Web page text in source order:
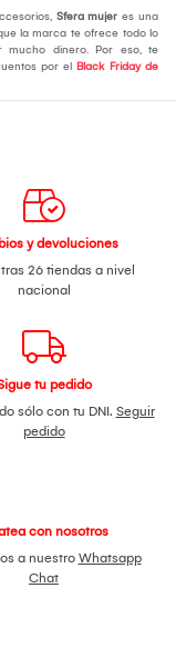
Sfera mujer es una
la marca te ofrece todo lo
mucho dinero. Por eso, te
por el Black Friday de
y devoluciones
26 tiendas a nivel
nacional
tu pedido
sólo con tu DNI. Seguir
pedido
con nosotros
a nuestro Whatsapp
Chat